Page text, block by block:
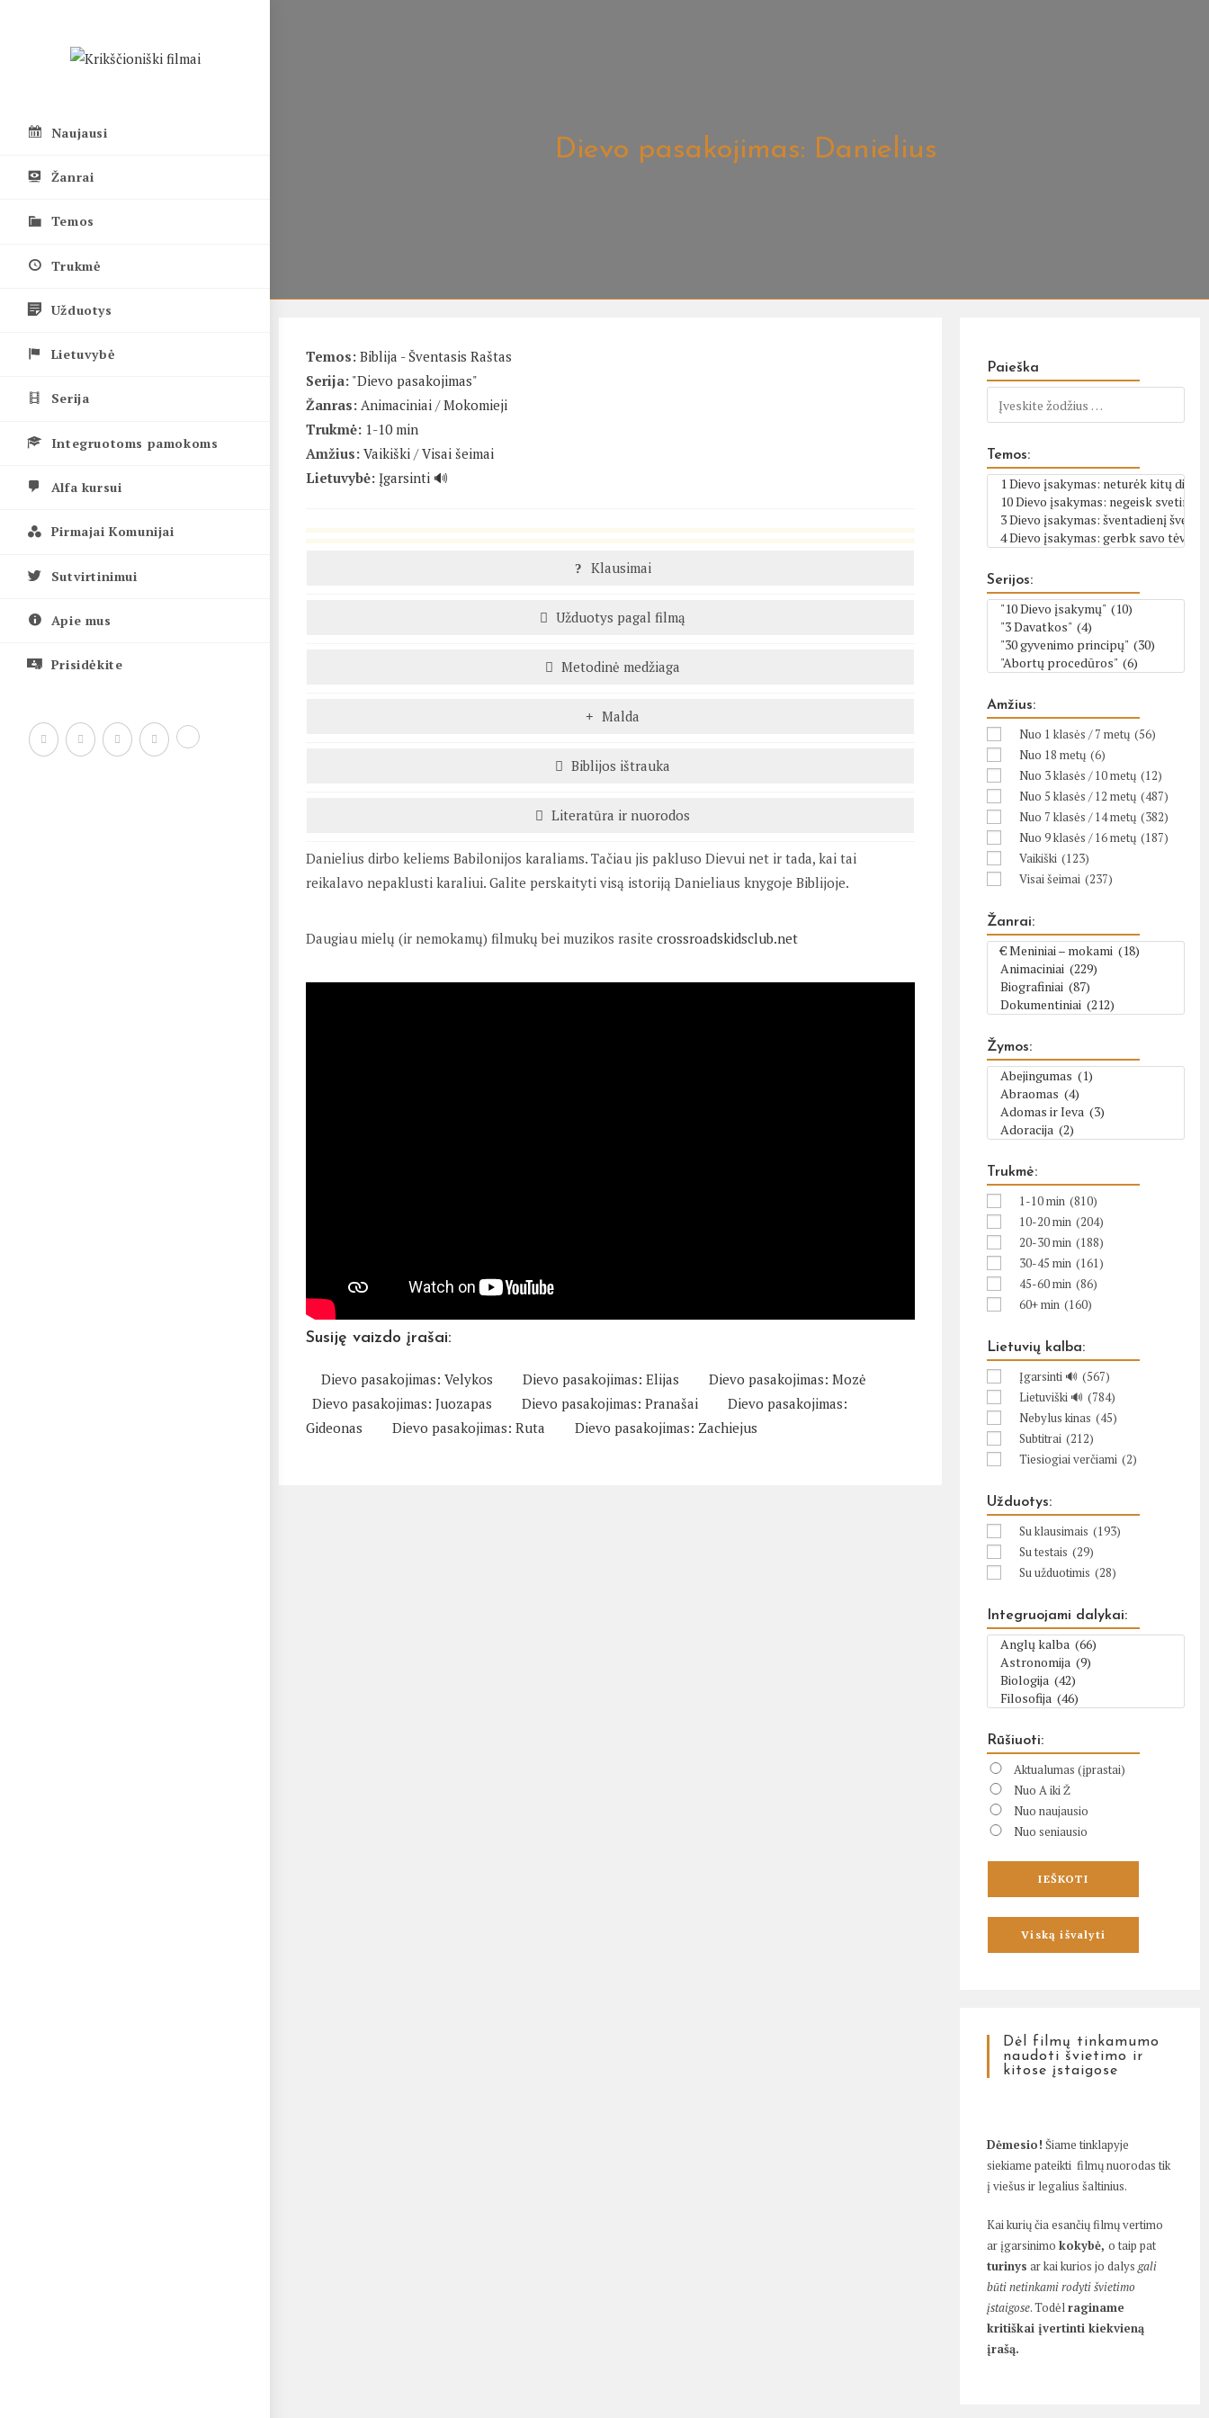
Naujausi
Žanrai
Temos
Trukmė
Užduotys
Lietuvybė
Serija
Integruotoms pamokoms
Alfa kursui
Pirmajai Komunijai
Sutvirtinimui
Apie mus
Prisidėkite
Dievo pasakojimas: Danielius
Temos: Biblija - Šventasis Raštas
Serija: "Dievo pasakojimas"
Žanras: Animaciniai /Mokomieji
Trukmė: 1-10 min
Amžius: Vaikiški /Visai šeimai
Lietuvybė: Įgarsinti 🔊
Klausimai
Užduotys pagal filmą
Metodinė medžiaga
Malda
Biblijos ištrauka
Literatūra ir nuorodos
Danielius dirbo keliems Babilonijos karaliams. Tačiau jis pakluso Dievui net ir tada, kai tai
reikalavo nepaklusti karaliui. Galite perskaityti visą istoriją Danieliaus knygoje Biblijoje.
Daugiau mielų (ir nemokamų) filmukų bei muzikos rasitecrossroadskidsclub.net
Susiję vaizdo įrašai:
Dievo pasakojimas: Velykos Dievo pasakojimas: Elijas
Dievo pasakojimas: Mozė
Dievo pasakojimas: Juozapas
Dievo pasakojimas: Pranašai
Dievo pasakojimas:
Gideonas
Dievo pasakojimas: Ruta Dievo pasakojimas: Zachiejus
Paieška
Temos:
Serijos:
Amžius:
Nuo 1 klasės / 7 metų (56)
Nuo 18 metų (6)
Nuo 3 klasės / 10 metų (12)
Nuo 5 klasės / 12 metų (487)
Nuo 7 klasės / 14 metų (382)
Nuo 9 klasės / 16 metų (187)
Vaikiški (123)
Visai šeimai (237)
Žanrai:
Žymos:
Trukmė:
1-10 min (810)
10-20 min (204)
20-30 min (188)
30-45 min (161)
45-60 min (86)
60+ min (160)
Lietuvių kalba:
Įgarsinti 🔊 (567)
Lietuviški 🔊 (784)
Nebylus kinas (45)
Subtitrai (212)
Tiesiogiai verčiami (2)
Užduotys:
Su klausimais (193)
Su testais (29)
Su užduotimis (28)
Integruojami dalykai:
Rūšiuoti:
Aktualumas (įprastai)
Nuo A iki Ž
Nuo naujausio
Nuo seniausio
Dėl filmų tinkamumo
naudoti švietimo ir
kitose įstaigose
Dėmesio! Šiame tinklapyje
siekiame pateikti filmų nuorodas tik
į viešus ir legalius šaltinius.
Kai kurių čia esančių filmų vertimo
ar įgarsinimokokybė,o taip pat
turinys ar kai kurios jo dalysgali
būti netinkami rodyti švietimo
įstaigose. Todėlraginame
kritiškai įvertinti kiekvieną
įrašą.